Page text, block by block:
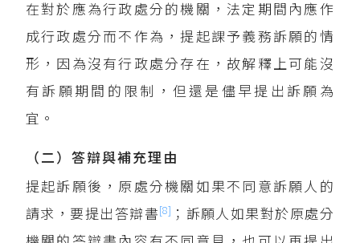
在對於應為行政處分的機關，法定期間內應作
成行政處分而不作為，提起課予義務訴願的情
形，因為沒有行政處分存在，故解釋上可能沒
有訴願期間的限制，但還是儘早提出訴願為
宜。
（二）答辯與補充理由
提起訴願後，原處分機關如果不同意訴願人的
請求，要提出答辯書[8] ；訴願人如果對於原處分